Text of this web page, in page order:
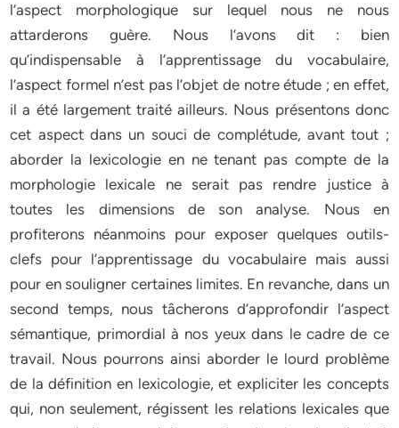
l’aspect morphologique sur lequel nous ne nous
attarderons guère. Nous l’avons dit : bien
qu’indispensable à l’apprentissage du vocabulaire,
l’aspect formel n’est pas l’objet de notre étude ; en effet,
il a été largement traité ailleurs. Nous présentons donc
cet aspect dans un souci de complétude, avant tout ;
aborder la lexicologie en ne tenant pas compte de la
morphologie lexicale ne serait pas rendre justice à
toutes les dimensions de son analyse. Nous en
profiterons néanmoins pour exposer quelques outils-
clefs pour l’apprentissage du vocabulaire mais aussi
pour en souligner certaines limites. En revanche, dans un
second temps, nous tâcherons d’approfondir l’aspect
sémantique, primordial à nos yeux dans le cadre de ce
travail. Nous pourrons ainsi aborder le lourd problème
de la définition en lexicologie, et expliciter les concepts
qui, non seulement, régissent les relations lexicales que